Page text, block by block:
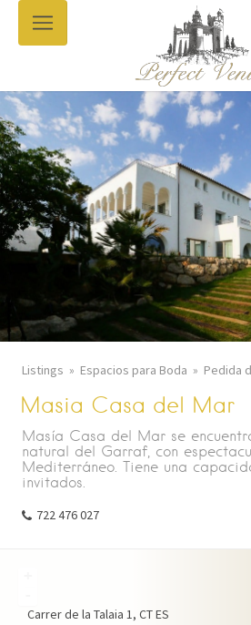
Listings Espacios para Boda Pedida
Masia Casa del Mar
Masía Casa del Mar se
natural del Garraf, con
Mediterráneo. Tiene una
invitados.
722 476 027
Carrer de la Talaia 1 CTES